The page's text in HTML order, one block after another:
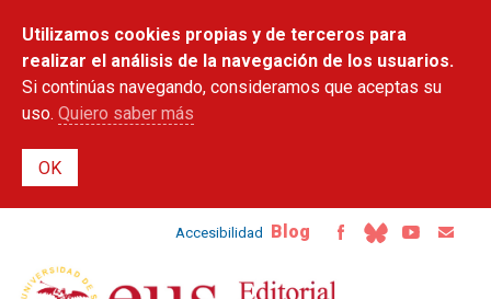
contenido
principal
Utilizamos cookies propias y de terceros para
realizar el análisis de la navegación de los usuarios.
Si continúas navegando, consideramos que aceptas su
uso. Quiero saber más
Accesibilidad Blog